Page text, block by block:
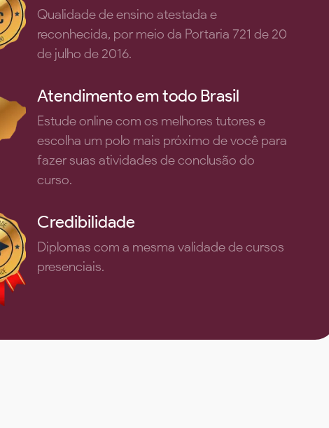
Qualidade de ensino atestada e
reconhecida, por meio da Portaria 721 de 20
de julho de 2016.
Atendimento em todo Brasil
Estude online com os melhores tutores e
escolha um polo mais próximo de você para
fazer suas atividades de conclusão do
curso.
Credibilidade
Diplomas com a mesma validade de cursos
presenciais.